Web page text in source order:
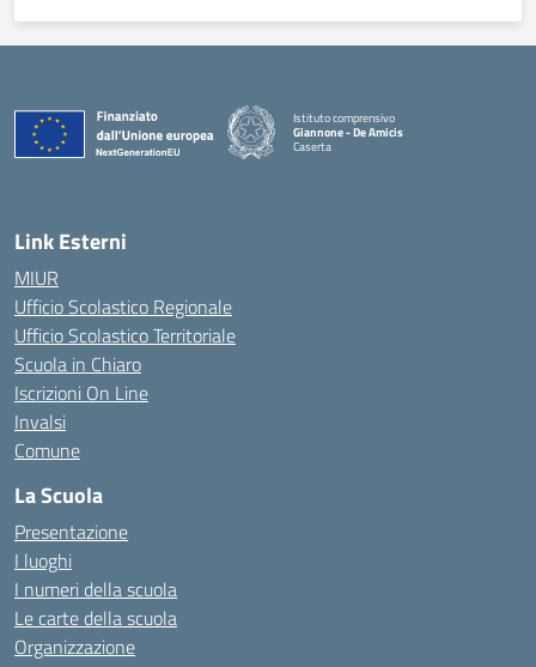
Istituto comprensivo
Giannone - De Amicis
Caserta
Link Esterni
MIUR
Ufficio Scolastico Regionale
Ufficio Scolastico Territoriale
Scuola in Chiaro
Iscrizioni On Line
Invalsi
Comune
La Scuola
Presentazione
I luoghi
I numeri della scuola
Le carte della scuola
Organizzazione